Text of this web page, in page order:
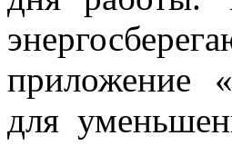
приложение
для